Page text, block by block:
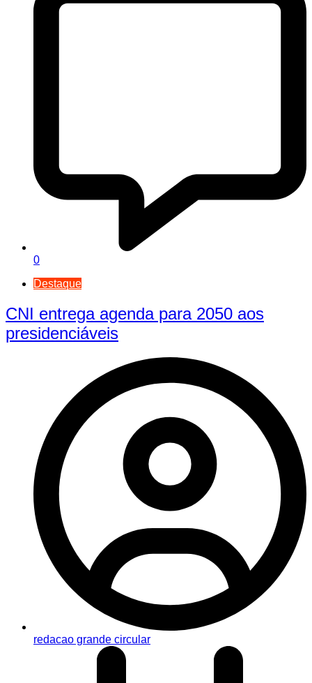
0
Destaque
CNI entrega agenda para 2050 aos
presidenciáveis
redacao grande circular